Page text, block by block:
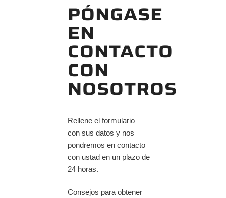
PÓNGASE
EN
CONTACTO
CON
NOSOTROS
Rellene el formulario
con sus datos y nos
pondremos en contacto
con ustad en un plazo de
24 horas.
Consejos para obtener